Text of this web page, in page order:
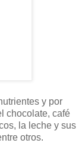
y por
chocolate, café
la leche y sus
otros.